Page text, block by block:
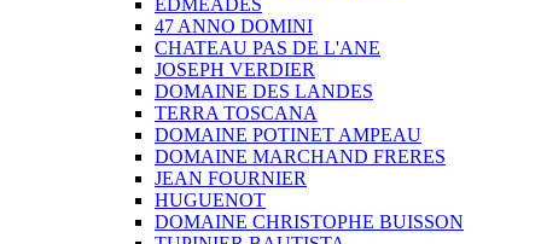
EDMEADES
47 ANNO DOMINI
CHATEAU PAS DE L'ANE
JOSEPH VERDIER
DOMAINE DES LANDES
TERRA TOSCANA
DOMAINE POTINET AMPEAU
DOMAINE MARCHAND FRERES
JEAN FOURNIER
HUGUENOT
DOMAINE CHRISTOPHE BUISSON